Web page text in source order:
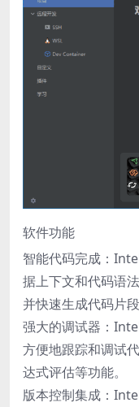
软件功能
智能代码完成：
据上下文和代码语
并快速生成代码片段
强大的调试器：
方便地跟踪和调试
达式评估等功能。
版本控制集成：